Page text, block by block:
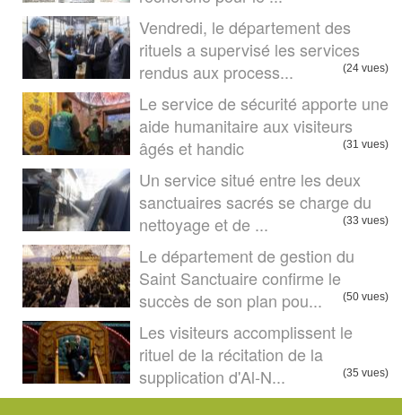
Vendredi, le département des
rituels a supervisé les services
rendus aux process...
(24 vues)
Le service de sécurité apporte une
aide humanitaire aux visiteurs
âgés et handic
(31 vues)
Un service situé entre les deux
sanctuaires sacrés se charge du
nettoyage et de ...
(33 vues)
Le département de gestion du
Saint Sanctuaire confirme le
succès de son plan pou...
(50 vues)
Les visiteurs accomplissent le
rituel de la récitation de la
supplication d'Al-N...
(35 vues)